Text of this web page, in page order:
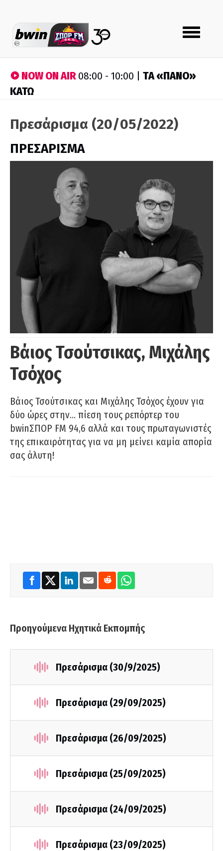
Toggle
navigation
NOW ON AIR08:00 - 10:00 | ΤA «ΠΑΝΟ»
ΚΑΤΩ
Πρεσάρισμα (20/05/2022)
ΠΡΕΣΑΡΙΣΜΑ
Βάιος Τσούτσικας, Μιχάλης
Τσόχος
Βάιος Τσούτσικας και Μιχάλης Τσόχος έχουν για
δύο ώρες στην… πίεση τους ρεπόρτερ του
bwinΣΠΟΡ FM 94,6 αλλά και τους πρωταγωνιστές
της επικαιρότητας για να μη μείνει καμία απορία
σας άλυτη!
Προηγούμενα Ηχητικά Εκπομπής
Πρεσάρισμα (30/9/2025)
Πρεσάρισμα (29/09/2025)
Πρεσάρισμα (26/09/2025)
Πρεσάρισμα (25/09/2025)
Πρεσάρισμα (24/09/2025)
Πρεσάρισμα (23/09/2025)